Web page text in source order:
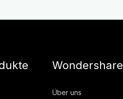
Wondershare
Über uns